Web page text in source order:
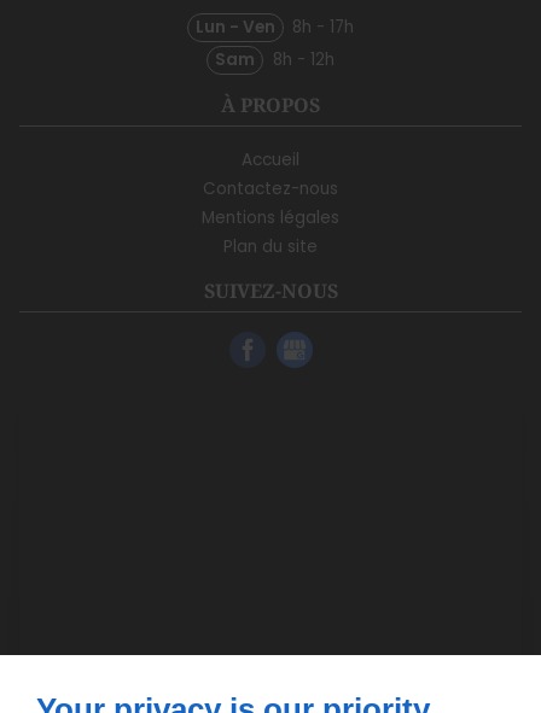
Lun - Ven
8h - 17h
Sam
8h - 12h
À PROPOS
Accueil
Contactez-nous
Mentions légales
Plan du site
SUIVEZ-NOUS